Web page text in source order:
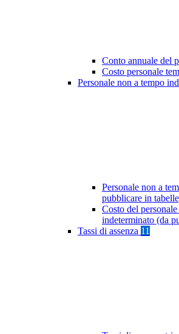
Conto annuale del
Costo personale
Personale non a tempo
Personale non a
pubblicare in
Costo del
indeterminato (da
Tassi di assenza 11